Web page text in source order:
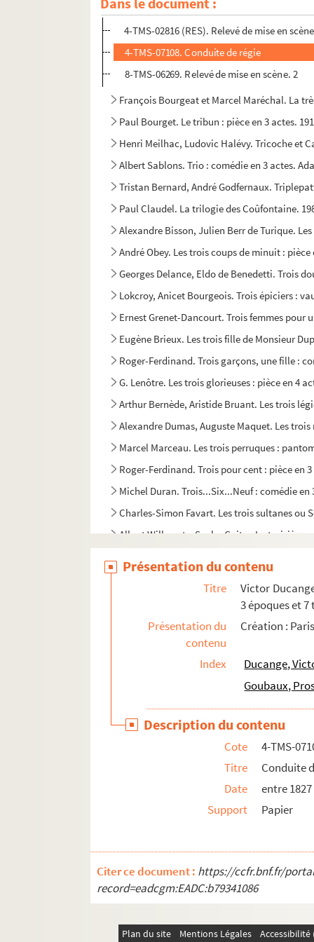
Victor Ducange, Dinaux. Trente ans ou la vie
4-TMS-02816 (RES). Relevé de mise en
4-TMS-07108. Conduite de régie
8-TMS-06269. Relevé de mise en scène. 2
François Bourgeat et Marcel Maréchal. La
Paul Bourget. Le tribun : pièce en 3 actes.
Henri Meilhac, Ludovic Halévy. Tricoche et
Albert Sablons. Trio : comédie en 3 actes.
Tristan Bernard, André Godfernaux.
Paul Claudel. La trilogie des Coûfontaine.
Alexandre Bisson, Julien Berr de Turique.
André Obey. Les trois coups de minuit : pièce
Georges Delance, Eldo de Benedetti. Trois
Lokcroy, Anicet Bourgeois. Trois épiciers :
Ernest Grenet-Dancourt. Trois femmes pour
Eugène Brieux. Les trois fille de Monsieur
Roger-Ferdinand. Trois garçons, une fille :
G. Lenôtre. Les trois glorieuses : pièce en 4
Arthur Bernède, Aristide Bruant. Les trois
Alexandre Dumas, Auguste Maquet. Les
Marcel Marceau. Les trois perruques :
Roger-Ferdinand. Trois pour cent : pièce en 3
Michel Duran. Trois...Six...Neuf : comédie en
Charles-Simon Favart. Les trois sultanes ou
Albert Willemetz, Sacha Guitry. La troisième
Yves Mirande. Le trou dans le mur : comédie
Maurice Rostand. Trouble : pièce en 3 actes
Edmond Fleg. Le trouble-fête : comédie en 3
Jean Richepin. Les truands : drame en 5
Nicolas Nancey, Paul Armont. Le truc du
Louis Verneuil. Tu m'épouseras : pièce en 4
Louis Verneuil. Tu vas un peu fort : comédie
Alfred Jarry. Ubu à l'Opéra. 1974
Pierre Rocher. Ulysse : comédie en 3 actes.
Anne-Marie Etienne. Une mesure d'avance.
Jean de Létraz. Une nuit chez vous...
Emile Fabre. Les vainqueurs : pièce en 4
Paul Armont, Léopold Marchand. Le valet
Ivan Cankar. Les valets : drame en 5 actes.
Présentation du contenu
Titre
Victor
3 époques et
Présentation du
contenu
Création :
Index
Ducange,
Goubaux,
Description du contenu
Cote
4-TMS-
Titre
Conduite
Date
entre
Support
Papier
Citer ce document : https://ccfr.bnf.fr/
record=eadcgm:EADC:b79341086
Plan du site Mentions Légales